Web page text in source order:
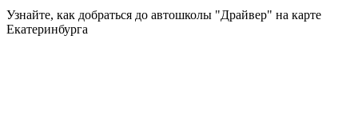
Узнайте, как добраться до автошколы "Драйвер" на карте
Екатеринбурга